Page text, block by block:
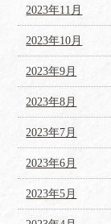
2023年11月
2023年10月
2023年9月
2023年8月
2023年7月
2023年6月
2023年5月